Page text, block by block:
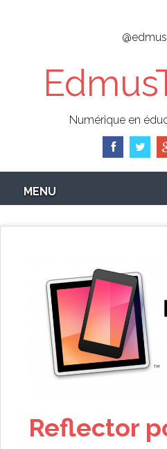
Numérique en
MENU
Reflector